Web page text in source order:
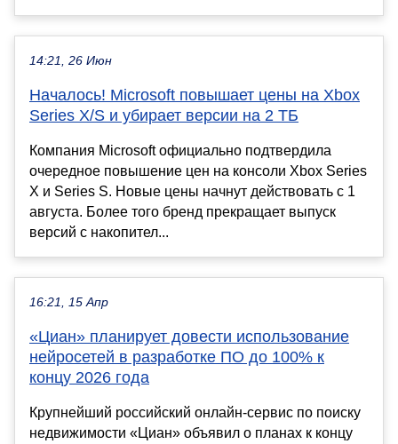
14:21, 26 Июн
Началось! Microsoft повышает цены на Xbox
Series X/S и убирает версии на 2 ТБ
Компания Microsoft официально подтвердила
очередное повышение цен на консоли Xbox Series
X и Series S. Новые цены начнут действовать с 1
августа. Более того бренд прекращает выпуск
версий с накопител...
16:21, 15 Апр
«Циан» планирует довести использование
нейросетей в разработке ПО до 100% к
концу 2026 года
Крупнейший российский онлайн-сервис по поиску
недвижимости «Циан» объявил о планах к концу